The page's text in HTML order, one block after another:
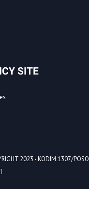
SITE
2023 -KODIM 1307/POSO